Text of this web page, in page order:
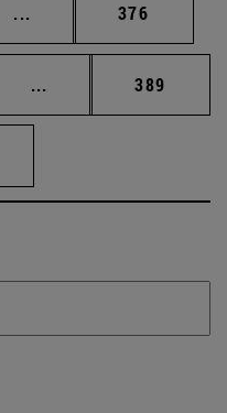
... Páginas intermedias
Página
376
... Páginas intermedias
Página
389